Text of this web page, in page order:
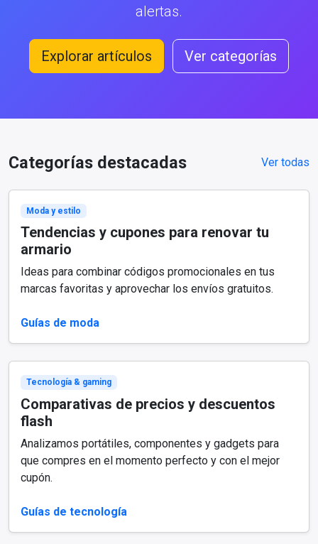
alertas.
Explorar artículos Ver categorías
Categorías destacadas Ver todas
Moda y estilo
Tendencias y cupones para renovar tu
armario
Ideas para combinar códigos promocionales en tus
marcas favoritas y aprovechar los envíos gratuitos.
Guías de moda
Tecnología & gaming
Comparativas de precios y descuentos
flash
Analizamos portátiles, componentes y gadgets para
que compres en el momento perfecto y con el mejor
cupón.
Guías de tecnología